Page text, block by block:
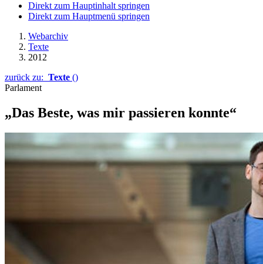
Direkt zum Hauptinhalt springen
Direkt zum Hauptmenü springen
Webarchiv
Texte
2012
zurück zu: Texte ()
Parlament
„Das Beste, was mir passieren konnte“